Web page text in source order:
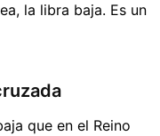
la libra baja. Es un
que en el Reino